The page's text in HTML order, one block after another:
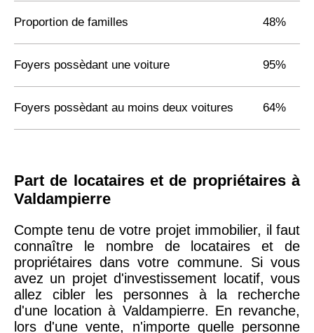
Proportion de familles 48%
Foyers possèdant une voiture 95%
Foyers possèdant au moins deux voitures 64%
Part de locataires et de propriétaires à
Valdampierre
Compte tenu de votre projet immobilier, il faut
connaître le nombre de locataires et de
propriétaires dans votre commune. Si vous
avez un projet d'investissement locatif, vous
allez cibler les personnes à la recherche
d'une location à Valdampierre. En revanche,
lors d'une vente, n'importe quelle personne